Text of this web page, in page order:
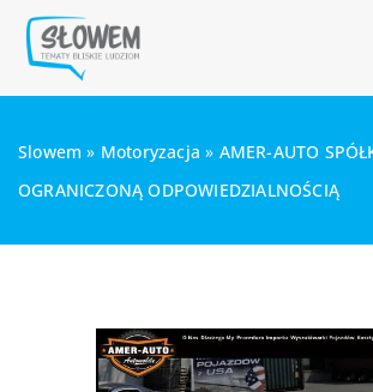
Slowem » Motoryzacja » AMER-AUTO
OGRANICZONĄ ODPOWIEDZIALNOŚCIĄ